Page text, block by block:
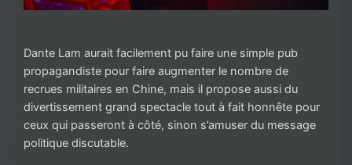
Dante Lam aurait facilement pu faire une simple pub
propagandiste pour faire augmenter le nombre de
recrues militaires en Chine, mais il propose aussi du
divertissement grand spectacle tout à fait honnête pour
ceux qui passeront à côté, sinon s’amuser du message
politique discutable.